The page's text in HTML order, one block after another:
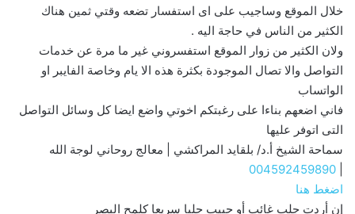
خلال الموقع وساجيب على اى استفسار تضعه وقتي ثمين هناك
الكثير من الناس في حاجة اليه .
ولان الكثير من زوار الموقع استفسروني غير ما مرة عن خدمات
التواصل والا تصال الموجودة بكثرة هذه الا يام وخاصة الفايبر او
الواتساب
فاني اضعهم بناءا على رغبتكم اخوتي واضع ايضا كل وسائل التواصل
التى اتوفر عليها
سماحة الشيخ أ.د/ بلقايد المراكشي | معالج روحاني لوجة الله
004592459890
اضغط هنا
إن أردت جلب غائب أو حبيب جلبا سريعا كلمح البصر